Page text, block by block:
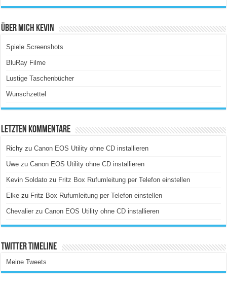
Über Mich Kevin
Spiele Screenshots
BluRay Filme
Lustige Taschenbücher
Wunschzettel
Letzten Kommentare
Richy zuCanon EOS Utility ohne CD installieren
Uwe zuCanon EOS Utility ohne CD installieren
Kevin Soldato zu Fritz Box Rufumleitung per Telefon einstellen
Elke zu Fritz Box Rufumleitung per Telefon einstellen
Chevalier zuCanon EOS Utility ohne CD installieren
Twitter Timeline
Meine Tweets